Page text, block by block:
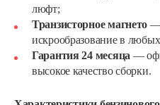
люфт;
Транзисторное магнето —
искрообразование в
Гарантия 24 месяца —
высокое качество сборки.